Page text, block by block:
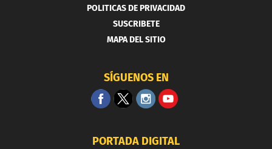
POLITICAS DE PRIVACIDAD
SUSCRIBETE
MAPA DEL SITIO
SÍGUENOS EN
PORTADA DIGITAL